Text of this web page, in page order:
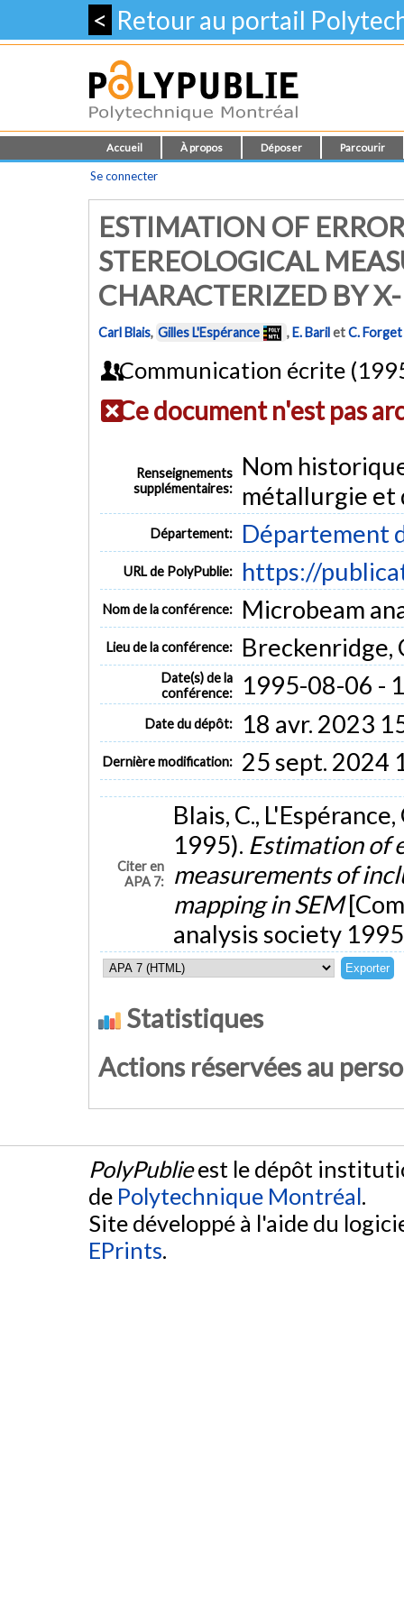
< Retour au portail
Accueil À propos Déposer Parcourir
Se connecter
ESTIMATION OF
STEREOLOGICAL
CHARACTERIZED BY
Carl Blais, Gilles L'Espérance ,E. BariletC. Forget
Communication écrite
Ce document n'est pas
Renseignements
supplémentaires:
Nom
métallurgie et
Département: Département
URL de PolyPublie: https://
Nom de la conférence: Microbeam
Lieu de la conférence: Breckenridge,
Date(s) de la
conférence:
1995-08-06 -
Date du dépôt: 18 avr. 2023
Dernière modification: 25 sept. 2024
Citer en
APA 7:
Blais, C.,
1995). Estimation of
measurements of
mapping in SEM
analysis society
Statistiques
Actions réservées au
PolyPublieest le dépôt
de Polytechnique Montréal.
Site développé à l'aide du
EPrints.